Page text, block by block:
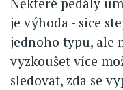
je výhoda - sice
jednoho typu, ale
vyzkoušet více
sledovat, zda se